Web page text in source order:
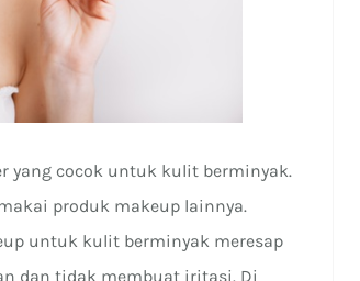
yang cocok untuk kulit berminyak.
produk makeup lainnya.
untuk kulit berminyak meresap
dan tidak membuat iritasi. Di